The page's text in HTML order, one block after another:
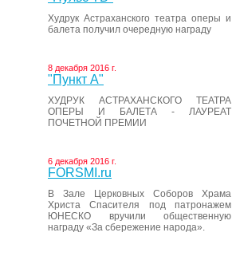
Худрук Астраханского театра оперы и
балета получил очередную награду
8 декабря 2016 г.
"Пункт А"
ХУДРУК АСТРАХАНСКОГО ТЕАТРА
ОПЕРЫ И БАЛЕТА - ЛАУРЕАТ
ПОЧЕТНОЙ ПРЕМИИ
6 декабря 2016 г.
FORSMI.ru
В Зале Церковных Соборов Храма
Христа Спасителя под патронажем
ЮНЕСКО вручили общественную
награду «За сбережение народа».